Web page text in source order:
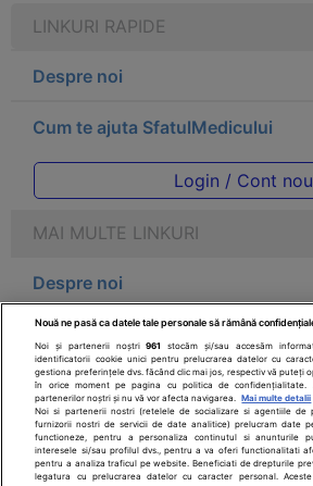
LINKURI RAPIDE
Despre noi
Cum te ajuta SfatulMedicului
Login / Cont nou
MAI MULTE LINKURI
Despre noi
Legal
Drepturile consumatorului
Parteneri
Nouă ne pasă ca datele tale personale să rămână
Noi și partenerii noștri961
stocăm și/sau accesăm
identificatorii cookie unici pentru prelucrarea datelor cu
gestiona preferințele dvs. făcând clic mai jos, respectiv vă puteți
în orice moment pe pagina cu politica de confidențialitate.
partenerilor noștri și nu vă vor afecta navigarea.
Mai multe detalii
Noi si partenerii nostri (retelele de socializare si agentiile de
furnizorii nostri de servicii de date analitice) prelucram date
functioneze, pentru a personaliza continutul si anunturile
interesele si/sau profilul dvs., pentru a va oferi functionalitati
pentru a analiza traficul pe website. Beneficiati de drepturile
legatura cu prelucrarea datelor cu caracter personal.